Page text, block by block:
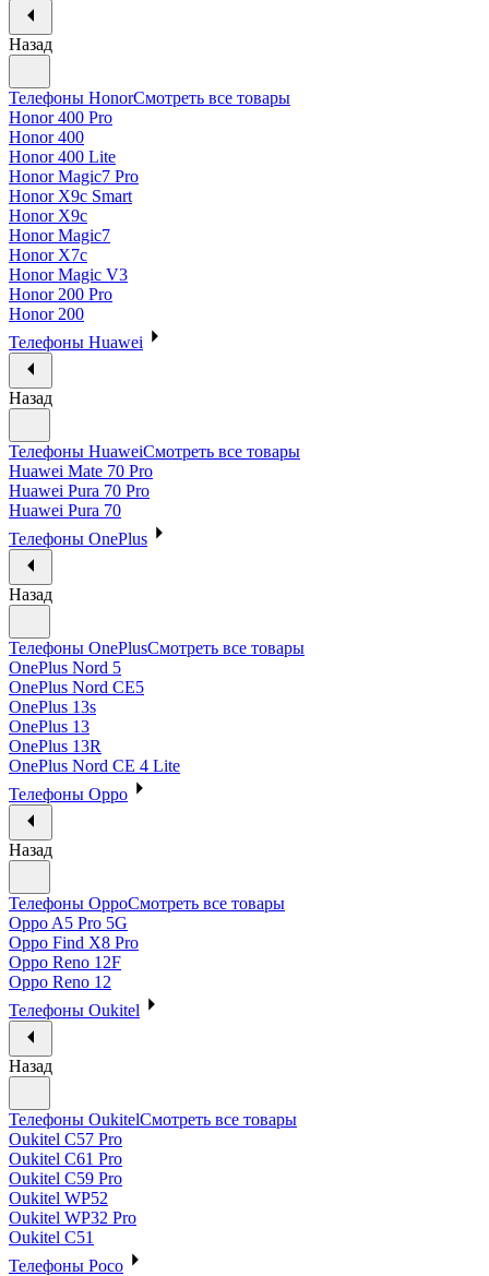
Назад
Телефоны HonorСмотреть все товары
Honor 400 Pro
Honor 400
Honor 400 Lite
Honor Magic7 Pro
Honor X9c Smart
Honor X9c
Honor Magic7
Honor X7c
Honor Magic V3
Honor 200 Pro
Honor 200
Телефоны Huawei
Назад
Телефоны HuaweiСмотреть все товары
Huawei Mate 70 Pro
Huawei Pura 70 Pro
Huawei Pura 70
Телефоны OnePlus
Назад
Телефоны OnePlusСмотреть все товары
OnePlus Nord 5
OnePlus Nord CE5
OnePlus 13s
OnePlus 13
OnePlus 13R
OnePlus Nord CE 4 Lite
Телефоны Oppo
Назад
Телефоны OppoСмотреть все товары
Oppo A5 Pro 5G
Oppo Find X8 Pro
Oppo Reno 12F
Oppo Reno 12
Телефоны Oukitel
Назад
Телефоны OukitelСмотреть все товары
Oukitel C57 Pro
Oukitel C61 Pro
Oukitel C59 Pro
Oukitel WP52
Oukitel WP32 Pro
Oukitel C51
Телефоны Poco